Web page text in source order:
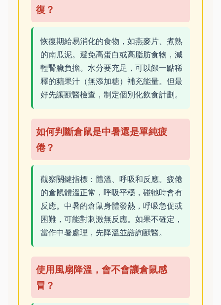
復？
恢復期給易消化的食物，如燕麥片、煮熟
的南瓜泥。避免高蛋白或高脂肪食物，減
輕腎臟負擔。水分要充足，可以餵一點稀
釋的蘋果汁（無添加糖）補充能量。但最
好先讓獸醫檢查，制定個別化飲食計劃。
如何判斷倉鼠是中暑還是單純疲
倦？
觀察關鍵指標：體溫、呼吸和反應。疲倦
的倉鼠體溫正常，呼吸平穩，碰牠時會有
反應。中暑的倉鼠身體發熱，呼吸急促或
困難，可能對刺激無反應。如果不確定，
當作中暑處理，先降溫並諮詢獸醫。
使用風扇降溫，會不會讓倉鼠感
冒？